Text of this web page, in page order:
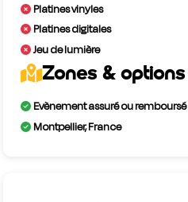
Platines vinyles
Platines digitales
Jeu de lumière
Zones & options
Evènement assuré ou remboursé
Montpellier, France